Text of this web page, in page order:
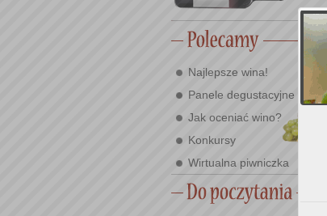
Najlepsze wina!
Panele degustacyjne
Jak oceniać wino?
Konkursy
Wirtualna piwniczka